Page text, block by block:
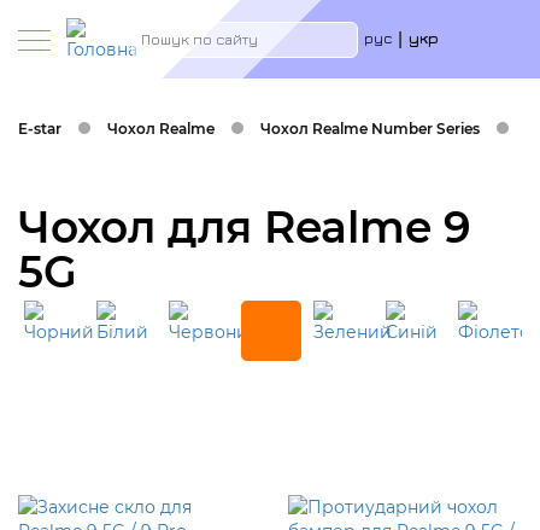
Пошук рус укр
E-star Чохол Realme Чохол Realme Number Series
Чохол для Realme 9
5G